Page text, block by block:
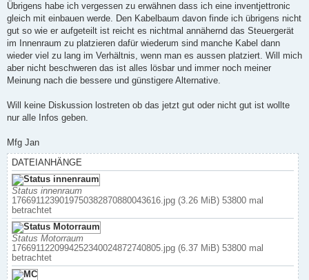
Übrigens habe ich vergessen zu erwähnen dass ich eine inventjettronic
gleich mit einbauen werde. Den Kabelbaum davon finde ich übrigens nicht
gut so wie er aufgeteilt ist reicht es nichtmal annähernd das Steuergerät
im Innenraum zu platzieren dafür wiederum sind manche Kabel dann
wieder viel zu lang im Verhältnis, wenn man es aussen platziert. Will mich
aber nicht beschweren das ist alles lösbar und immer noch meiner
Meinung nach die bessere und günstigere Alternative.
Will keine Diskussion lostreten ob das jetzt gut oder nicht gut ist wollte
nur alle Infos geben.
Mfg Jan
DATEIANHÄNGE
Status innenraum
1766911239019750382870880043616.jpg (3.26 MiB) 53800 mal
betrachtet
Status Motorraum
1766911220994252340024872740805.jpg (6.37 MiB) 53800 mal
betrachtet